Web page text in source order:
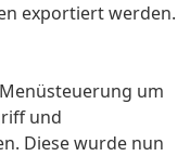
exportiert werden.
um
und
Diese wurde nun